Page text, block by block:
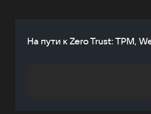
На пути к Zero Trust: TPM,